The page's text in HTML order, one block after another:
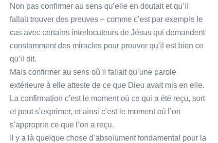
Non pas confirmer au sens qu’elle en doutait et qu’il
fallait trouver des preuves – comme c’est par exemple le
cas avec certains interlocuteurs de Jésus qui demandent
constamment des miracles pour prouver qu’il est bien ce
qu’il dit.
Mais confirmer au sens où il fallait qu’une parole
extérieure à elle atteste de ce que Dieu avait mis en elle.
La confirmation c’est le moment où ce qui a été reçu, sort
et peut s’exprimer, et ainsi c’est le moment où l’on
s’approprie ce que l’on a reçu.
Il y a là quelque chose d’absolument fondamental pour la